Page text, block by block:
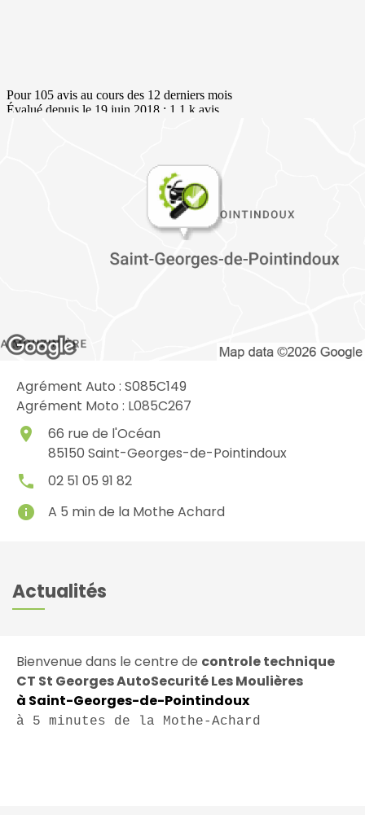
Agrément Auto : S085C149
Agrément Moto : L085C267
place
66 rue de l'Océan
85150 Saint-Georges-de-Pointindoux
local_phone 02 51 05 91 82
info A 5 min de la Mothe Achard
Actualités
Bienvenue dans le centre de controle technique
CT St Georges AutoSecurité Les Moulières
à Saint-Georges-de-Pointindoux
à 5 minutes de la Mothe-Achard